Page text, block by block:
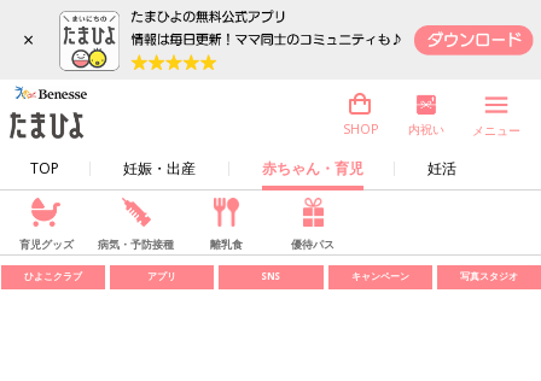
×
TOP 妊娠・出産 赤ちゃん・育児 妊活
SHOP 内祝い メニュー
育児グッズ 病気・予防接種 離乳食 優待パス
ひよこクラブ アプリ SNS キャンペーン 写真スタジオ